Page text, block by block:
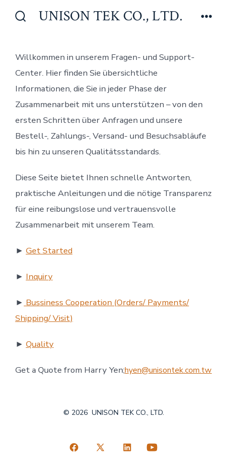
Inhalt
UNISON TEK CO., LTD.
Willkommen in unserem Fragen- und Support-
Center. Hier finden Sie übersichtliche
Informationen, die Sie in jeder Phase der
Zusammenarbeit mit uns unterstützen – von den
ersten Schritten über Anfragen und unsere
Bestell-, Zahlungs-, Versand- und Besuchsabläufe
bis hin zu unseren Qualitätsstandards.
Diese Seite bietet Ihnen schnelle Antworten,
praktische Anleitungen und die nötige Transparenz
für eine reibungslose und vertrauensvolle
Zusammenarbeit mit unserem Team.
► Get Started
► Inquiry
► Bussiness Cooperation (Orders/ Payments/
Shipping/ Visit)
► Quality
Get a Quote from Harry Yen;hyen@unisontek.com.tw
© 2026 UNISON TEK CO., LTD.